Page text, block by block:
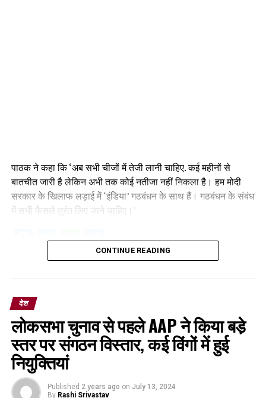
पाठक ने कहा कि ‘अब सभी चीजों में तेजी लानी चाहिए. कई महीनों से
बातचीत जारी है लेकिन अभी तक कोई नतीजा नहीं निकला है। हम मोदी
सरकार के खिलाफ लड़ाई में ‘इंडिया’ गठबंधन के साथ हैं। गठबंधन के संबंध
में सभी फैसले तुरंत लिए जाने चाहिए।’
Facebook
Twitter
WhatsApp
Share
CONTINUE READING
देश
लोकसभा चुनाव से पहले AAP ने किया बडे़
स्तर पर संगठन विस्तार, कई विंगों में हुई
नियुक्तियां
Published 2 years ago on July 13, 2024
By Rashi Srivastav